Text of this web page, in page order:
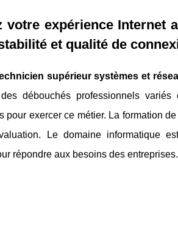
votre expérience Internet
et qualité de
supérieur systèmes et
débouchés professionnels
pour exercer ce métier. La formation
Le domaine informatique
répondre aux besoins des entreprises.